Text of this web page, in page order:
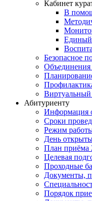
Кабинет
В
Единый
Безопасное
Объединения
Виртуальный
Абитуриенту
Информация
Сроки
Режим
День
План приёма
Целевая
Проходные
Документы,
Порядок